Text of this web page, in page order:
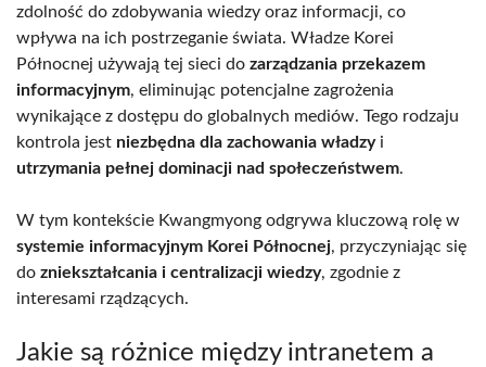
zdolność do zdobywania wiedzy oraz informacji, co
wpływa na ich postrzeganie świata. Władze Korei
Północnej używają tej sieci do zarządzania przekazem
informacyjnym, eliminując potencjalne zagrożenia
wynikające z dostępu do globalnych mediów. Tego rodzaju
kontrola jest niezbędna dla zachowania władzyi
utrzymania pełnej dominacji nad społeczeństwem.
W tym kontekście Kwangmyong odgrywa kluczową rolę w
systemie informacyjnym Korei Północnej, przyczyniając się
do zniekształcania i centralizacji wiedzy, zgodnie z
interesami rządzących.
Jakie są różnice między intranetem a